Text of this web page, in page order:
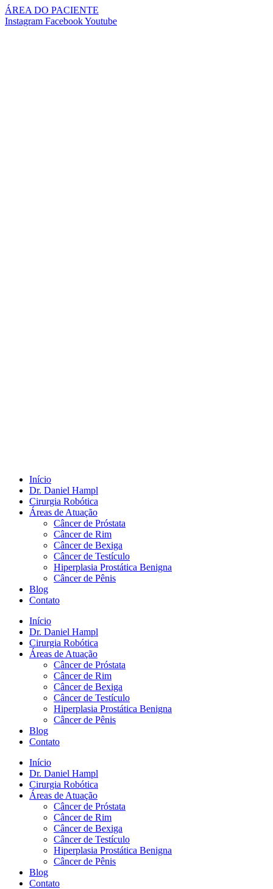
Pular
para
ÁREA DO PACIENTE
Instagram FacebookYoutube
Início
Dr. Daniel Hampl
Cirurgia Robótica
Áreas de Atuação
Câncer de Próstata
Câncer de Rim
Câncer de Bexiga
Câncer de Testículo
Hiperplasia Prostática Benigna
Câncer de Pênis
Blog
Contato
Início
Dr. Daniel Hampl
Cirurgia Robótica
Áreas de Atuação
Câncer de Próstata
Câncer de Rim
Câncer de Bexiga
Câncer de Testículo
Hiperplasia Prostática Benigna
Câncer de Pênis
Blog
Contato
Início
Dr. Daniel Hampl
Cirurgia Robótica
Áreas de Atuação
Câncer de Próstata
Câncer de Rim
Câncer de Bexiga
Câncer de Testículo
Hiperplasia Prostática Benigna
Câncer de Pênis
Blog
Contato